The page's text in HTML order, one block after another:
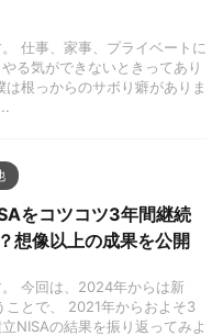
仕事、家事、プライベートに
る気ができないときってあり
は根っからのサボり癖がありま
をコツコツ3年間継続
想像以上の成果を公開
今回は、2024年からは新
ことで、 2021年からおよそ3
NISAの結果を振り返ってみよ